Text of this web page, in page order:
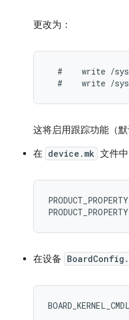
更改为：
#    write /
#    write /
这将启用跟踪功能（默
在 device.mk 文件
在设备